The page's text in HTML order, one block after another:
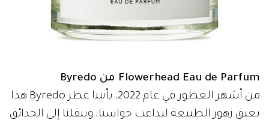
Flowerhead Eau de Parfum من Byredo
من أشهر العطور في عام 2022، يأتينا عطر Byredo هذا
بعبق زهور الطبيعة ليداعب حواسنا، وينقلنا إلى الحدائق